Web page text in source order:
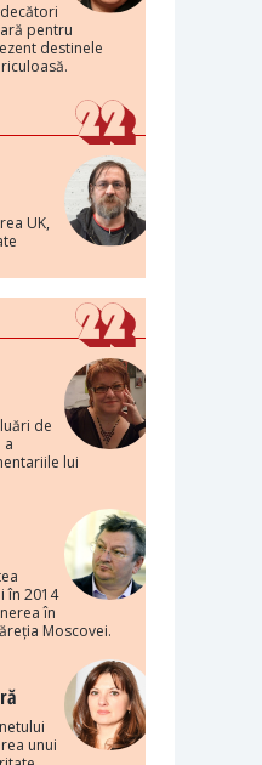
pentru
destinele
UK,
de
a
lui
în 2014
în
Moscovei.
unui